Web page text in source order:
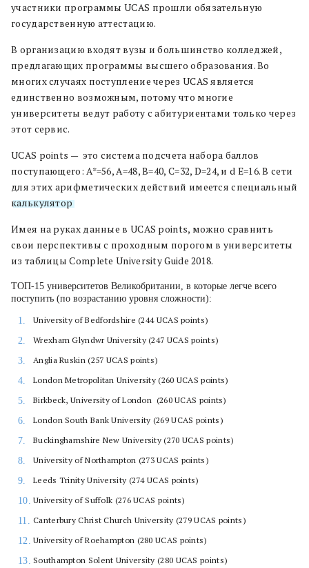
участники программы UCAS прошли обязательную
государственную аттестацию.
В организацию входят вузы и большинство колледжей,
предлагающих программы высшего образования. Во
многих случаях поступление через UCAS является
единственно возможным, потому что многие
университеты ведут работу с абитуриентами только через
этот сервис.
UCAS points — это система подсчета набора баллов
поступающего: A*=56, A=48, B=40, C=32, D=24, и d E=16. В сети
для этих арифметических действий имеется специальный
калькулятор.
Имея на руках данные в UCAS points, можно сравнить
свои перспективы с проходным порогом в университеты
из таблицы Complete University Guide 2018.
ТОП-15 университетов Великобритании, в которые легче всего
поступить (по возрастанию уровня сложности):
University of Bedfordshire (244 UCAS points)
Wrexham Glyndwr University (247 UCAS points)
Anglia Ruskin (257 UCAS points)
London Metropolitan University (260 UCAS points)
Birkbeck, University of London (260 UCAS points)
London South Bank University (269 UCAS points)
Buckinghamshire New University (270 UCAS points)
University of Northampton (273 UCAS points)
Leeds Trinity University (274 UCAS points)
University of Suffolk (276 UCAS points)
Canterbury Christ Church University (279 UCAS points)
University of Roehampton (280 UCAS points)
Southampton Solent University (280 UCAS points)